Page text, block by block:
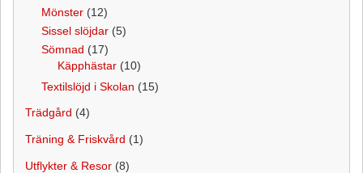
Mönster (12)
Sissel slöjdar (5)
Sömnad (17)
Käpphästar (10)
Textilslöjd i Skolan (15)
Trädgård (4)
Träning & Friskvård (1)
Utflykter & Resor (8)